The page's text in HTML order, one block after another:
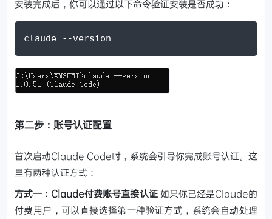
安装完成后，你可以通过以下命令验证安装是否成功：
claude --version
第二步：账号认证配置
首次启动Claude Code时，系统会引导你完成账号认证。这
里有两种认证方式：
方式一：Claude付费账号直接认证 如果你已经是Claude的
付费用户，可以直接选择第一种验证方式，系统会自动处理